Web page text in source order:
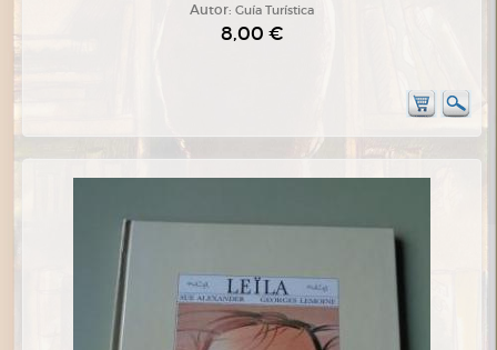
Autor: Guía Turística
8,00 €